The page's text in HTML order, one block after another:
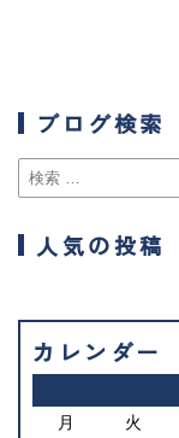
ブログ検索
人気の投稿
カレンダー
月
火